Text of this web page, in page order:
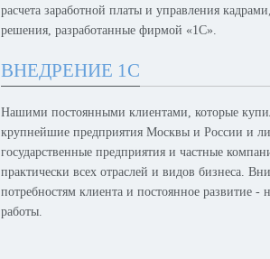
расчета заработной платы и управления
решения, разработанные фирмой «1С».
ВНЕДРЕНИЕ 1С
Нашими постоянными клиентами, которые
крупнейшие предприятия Москвы и России и
государственные предприятия и частные
практически всех отраслей и видов бизнеса.
потребностям клиента и постоянное развитие
работы.